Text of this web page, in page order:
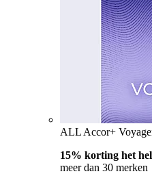
ALL Accor+
15% korting het
meer dan 30 merken